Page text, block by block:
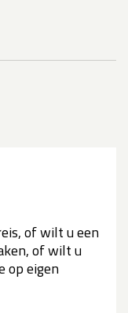
of wilt u een
of wilt u
op eigen